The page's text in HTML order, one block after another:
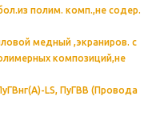
полим. комп.,не содер.
медный ,экраниров. с
композиций,не
LS, ПуГВВ (Провода